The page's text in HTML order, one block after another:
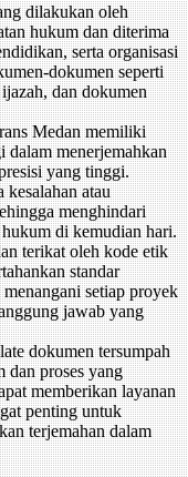
dilakukan oleh
hukum dan diterima
serta organisasi
dokumen seperti
dan dokumen
Medan memiliki
dalam menerjemahkan
yang tinggi.
atau
menghindari
di kemudian hari.
terikat oleh kode etik
standar
setiap proyek
jawab yang
dokumen tersumpah
dan proses yang
memberikan layanan
penting untuk
terjemahan dalam